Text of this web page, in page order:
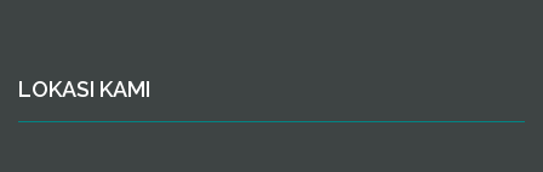
LOKASI KAMI